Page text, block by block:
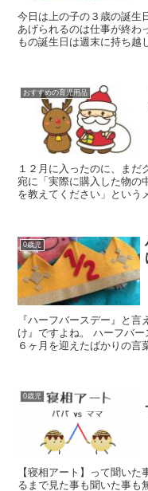
今日は上の子の３歳の誕生
あげられるのは仕事が終わ
もの誕生日は週末に持ち越
おすすめの育児用品
１２月に入ったのに、まだ
宛に「実際に購入した物の
を教えてください」という
0歳児
『ハーフバースデー』と
け』ですよね。 ハーフバ
６ヶ月を迎えたばかりの言
0歳児
【寝相アート】って聞い
るまで見た事も聞いた事も